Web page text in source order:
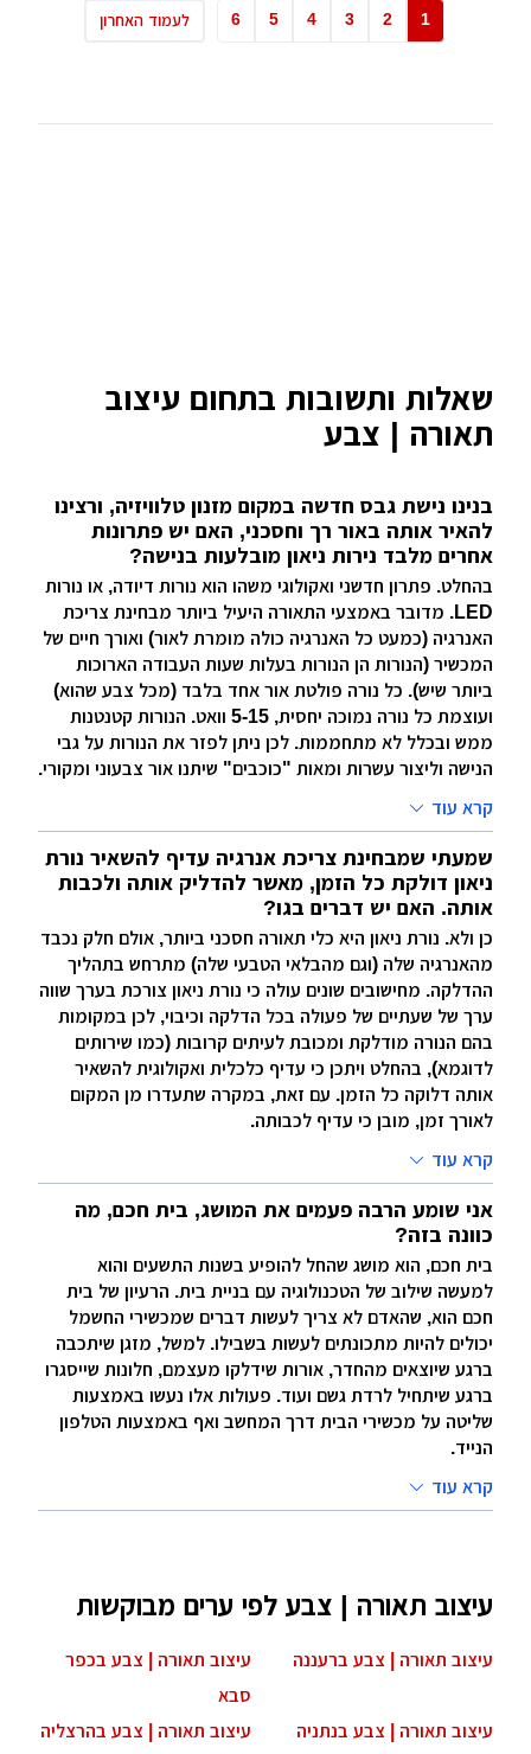
1
2
3
4
5
6 לעמוד האחרון
שאלות ותשובות בתחום עיצוב
תאורה | צבע
בנינו נישת גבס חדשה במקום מזנון טלוויזיה, ורצינו
להאיר אותה באור רך וחסכני, האם יש פתרונות
אחרים מלבד נירות ניאון מובלעות בנישה?
בהחלט. פתרון חדשני ואקולוגי משהו הוא נורות דיודה, או נורות
LED. מדובר באמצעי התאורה היעיל ביותר מבחינת צריכת
האנרגיה (כמעט כל האנרגיה כולה מומרת לאור) ואורך חיים של
המכשיר (הנורות הן הנורות בעלות שעות העבודה הארוכות
ביותר שיש). כל נורה פולטת אור אחד בלבד (מכל צבע שהוא)
ועוצמת כל נורה נמוכה יחסית, 5-15 וואט. הנורות קטנטנות
ממש ובכלל לא מתחממות. לכן ניתן לפזר את הנורות על גבי
הנישה וליצור עשרות ומאות "כוכבים" שיתנו אור צבעוני ומקורי.
קרא עוד
שמעתי שמבחינת צריכת אנרגיה עדיף להשאיר נורת
ניאון דולקת כל הזמן, מאשר להדליק אותה ולכבות
אותה. האם יש דברים בגו?
כן ולא. נורת ניאון היא כלי תאורה חסכני ביותר, אולם חלק נכבד
מהאנרגיה שלה (וגם מהבלאי הטבעי שלה) מתרחש בתהליך
ההדלקה. מחישובים שונים עולה כי נורת ניאון צורכת בערך שווה
ערך של שעתיים של פעולה בכל הדלקה וכיבוי, לכן במקומות
בהם הנורה מודלקת ומכובת לעיתים קרובות (כמו שירותים
לדוגמא), בהחלט ויתכן כי עדיף כלכלית ואקולוגית להשאיר
אותה דלוקה כל הזמן. עם זאת, במקרה שתעדרו מן המקום
לאורך זמן, מובן כי עדיף לכבותה.
קרא עוד
אני שומע הרבה פעמים את המושג, בית חכם, מה
כוונה בזה?
בית חכם, הוא מושג שהחל להופיע בשנות התשעים והוא
למעשה שילוב של הטכנולוגיה עם בניית בית. הרעיון של בית
חכם הוא, שהאדם לא צריך לעשות דברים שמכשירי החשמל
יכולים להיות מתכונתים לעשות בשבילו. למשל, מזגן שיתכבה
ברגע שיוצאים מהחדר, אורות שידלקו מעצמם, חלונות שייסגרו
ברגע שיתחיל לרדת גשם ועוד. פעולות אלו נעשו באמצעות
שליטה על מכשירי הבית דרך המחשב ואף באמצעות הטלפון
הנייד.
קרא עוד
עיצוב תאורה | צבע לפי ערים מבוקשות
עיצוב תאורה | צבע ברעננה
עיצוב תאורה | צבע בכפר
סבא
עיצוב תאורה | צבע בנתניה
עיצוב תאורה | צבע בהרצליה